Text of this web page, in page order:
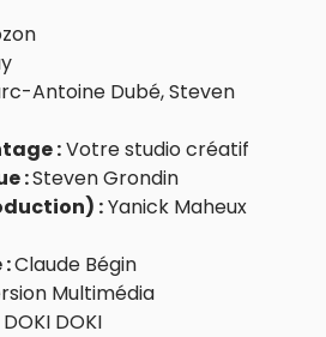
Antoine Dubé, Steven
:Votre studio créatif
:Steven Grondin
:Yanick Maheux
Claude Bégin
Multimédia
DOKI DOKI